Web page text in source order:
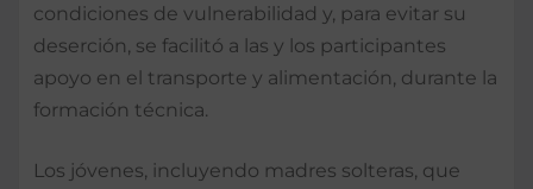
condiciones de vulnerabilidad y, para evitar su
deserción, se facilitó a las y los participantes
apoyo en el transporte y alimentación, durante la
formación técnica.
Los jóvenes, incluyendo madres solteras, que